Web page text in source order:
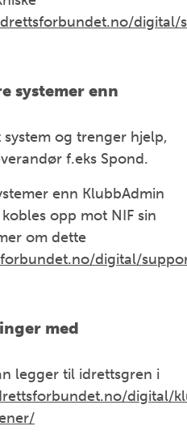
digital/
systemer enn
og trenger hjelp,
f.eks Spond.
enn KlubbAdmin
opp mot NIF sin
om dette
digital/
med
legger til idrettsgren i
digital/